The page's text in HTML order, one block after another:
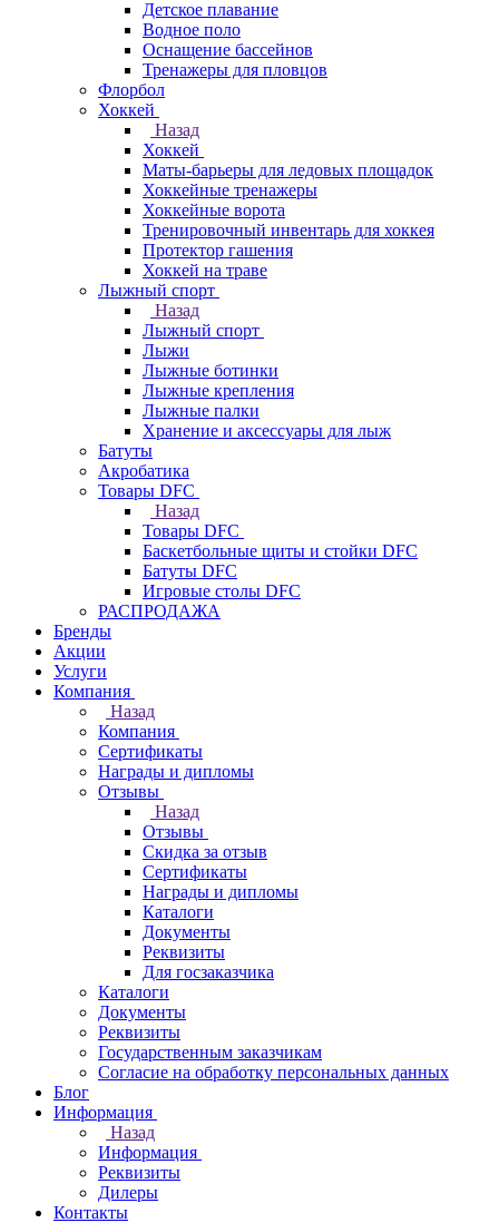
Детское плавание
Водное поло
Оснащение бассейнов
Тренажеры для пловцов
Флорбол
Хоккей
Назад
Хоккей
Маты-барьеры для ледовых площадок
Хоккейные тренажеры
Хоккейные ворота
Тренировочный инвентарь для хоккея
Протектор гашения
Хоккей на траве
Лыжный спорт
Назад
Лыжный спорт
Лыжи
Лыжные ботинки
Лыжные крепления
Лыжные палки
Хранение и аксессуары для лыж
Батуты
Акробатика
Товары DFC
Назад
Товары DFC
Баскетбольные щиты и стойки DFC
Батуты DFC
Игровые столы DFC
РАСПРОДАЖА
Бренды
Акции
Услуги
Компания
Назад
Компания
Сертификаты
Награды и дипломы
Отзывы
Назад
Отзывы
Скидка за отзыв
Сертификаты
Награды и дипломы
Каталоги
Документы
Реквизиты
Для госзаказчика
Каталоги
Документы
Реквизиты
Государственным заказчикам
Согласие на обработку персональных данных
Блог
Информация
Назад
Информация
Реквизиты
Дилеры
Контакты